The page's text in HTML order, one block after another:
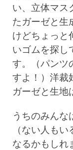
い、立体マス
たガーゼと生
けどちょっと
いゴムを探し
す。（パンツ
すよ！）洋裁
ガーゼと生地
うちのみんな
（ない人も
なるかもしれ